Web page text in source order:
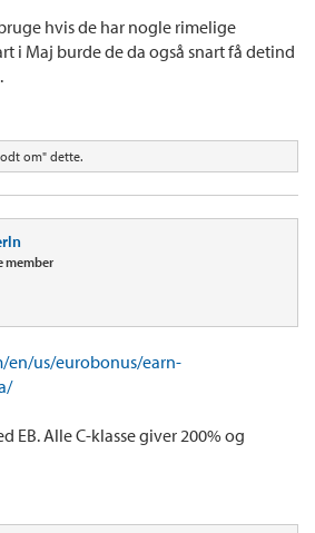
hvis de har nogle rimelige
i Maj burde de da også snart få detind
om" dette.
member
en/us/eurobonus/earn-
EB. Alle C-klasse giver 200% og